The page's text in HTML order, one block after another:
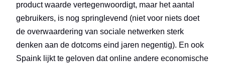
product waarde vertegenwoordigt, maar het aantal
gebruikers, is nog springlevend (niet voor niets doet
de overwaardering van sociale netwerken sterk
denken aan de dotcoms eind jaren negentig). En ook
Spaink lijkt te geloven dat online andere economische